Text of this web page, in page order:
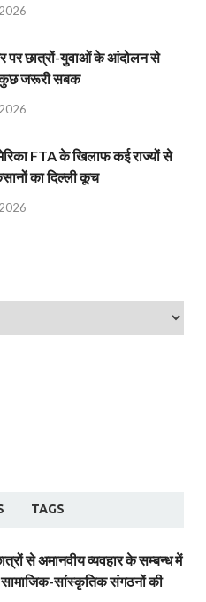
पर छात्रों-युवाओं के आंदोलन से
जरूरी सबक
FTA के खिलाफ कई राज्यों से
का दिल्ली कूच
TAGS
से अमानवीय व्यवहार के सम्बन्ध में
सांस्कृतिक संगठनों की